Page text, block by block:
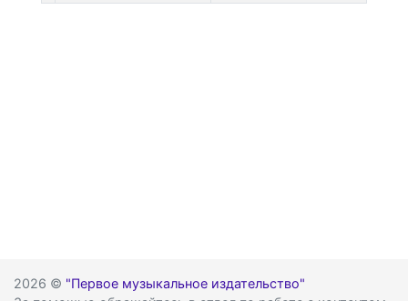
2026 © "Первое музыкальное издательство"